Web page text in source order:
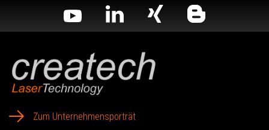
Zum Unternehmensporträt